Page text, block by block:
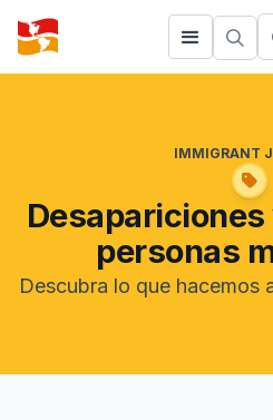
IMMIGRANT
personas
Descubra lo que hacemos